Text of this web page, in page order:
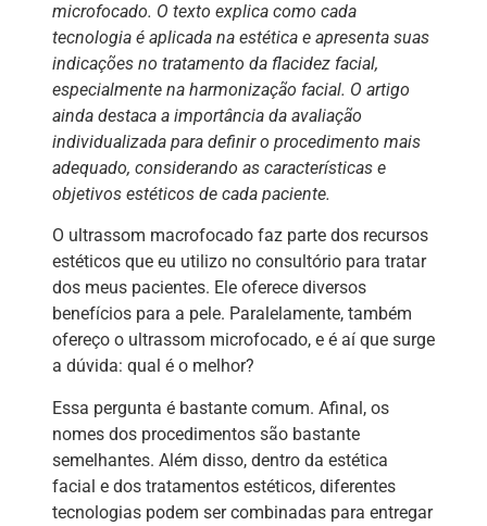
microfocado. O texto explica como cada
tecnologia é aplicada na estética e apresenta suas
indicações no tratamento da flacidez facial,
especialmente na harmonização facial. O artigo
ainda destaca a importância da avaliação
individualizada para definir o procedimento mais
adequado, considerando as características e
objetivos estéticos de cada paciente.
O ultrassom macrofocado faz parte dos recursos
estéticos que eu utilizo no consultório para tratar
dos meus pacientes. Ele oferece diversos
benefícios para a pele. Paralelamente, também
ofereço o ultrassom microfocado, e é aí que surge
a dúvida: qual é o melhor?
Essa pergunta é bastante comum. Afinal, os
nomes dos procedimentos são bastante
semelhantes. Além disso, dentro da estética
facial e dos tratamentos estéticos, diferentes
tecnologias podem ser combinadas para entregar